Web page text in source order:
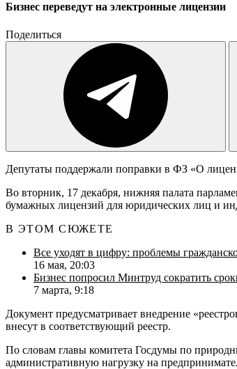
Бизнес переведут на электронные лицензии
Поделиться
Депутаты поддержали поправки в ФЗ «О
Во вторник, 17 декабря, нижняя палата
бумажных лицензий для юридических лиц и
В ЭТОМ СЮЖЕТЕ
Все уходят в цифру: проблемы
16 мая, 20:03
Бизнес попросил Минтруд сократить
7 марта, 9:18
Документ предусматривает внедрение
внесут в соответствующий реестр.
По словам главы комитета Госдумы по
административную нагрузку на